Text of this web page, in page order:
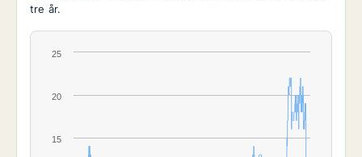
tre år.
15
20
25